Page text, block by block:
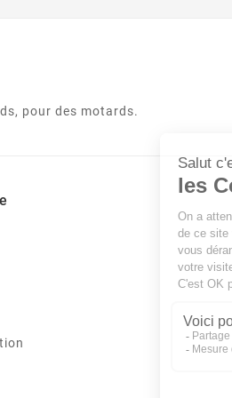
pour des motards.